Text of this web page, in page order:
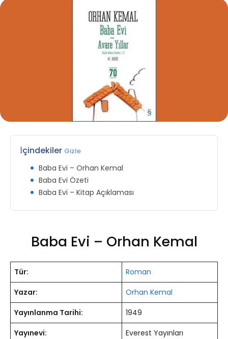
İçindekiler Gizle
Baba Evi – Orhan Kemal
Baba Evi Özeti
Baba Evi – Kitap Açıklaması
Baba Evi – Orhan Kemal
Tür:
Roman
Yazar:
Orhan Kemal
Yayınlanma Tarihi:
1949
Yayınevi:
Everest Yayınları